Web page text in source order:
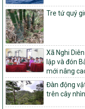
103/PTNT-NTM
Về việc đăng ký thực
Dự án 2 – Chương trình
giai đoạn 2021-2025
827/QĐ-BNNMT
Quyết định Ban hành
mục tiêu quốc gia xây
vững và phát triển kinh
số và miền núi giai
đến năm 2030
Tre tứ quý
Xã Nghi
lập và đón
mới nâng
Đàn động
trên cây